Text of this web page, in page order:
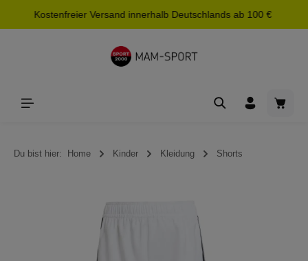
springen
Kostenfreier Versand innerhalb Deutschlands ab 100 €
Du bist hier: Home Kinder Kleidung Shorts
Bildergalerie überspringen